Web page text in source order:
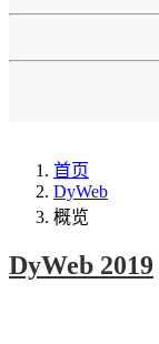
首页
DyWeb
概览
DyWeb 2019